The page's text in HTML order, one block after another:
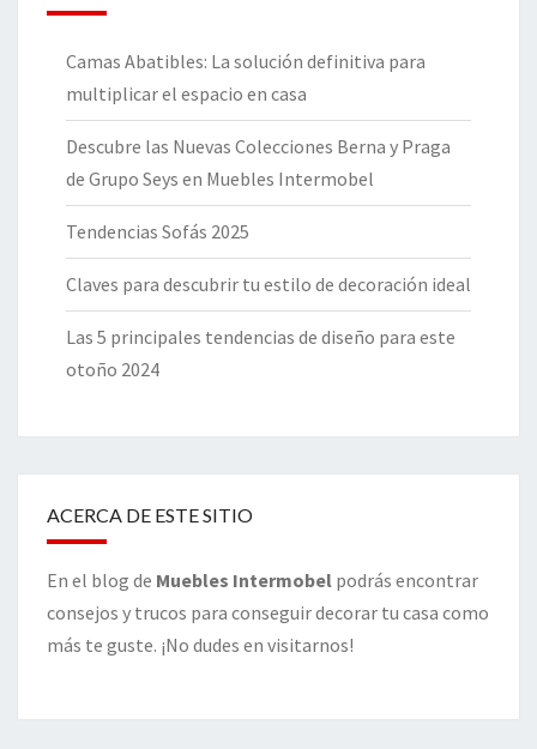
Camas Abatibles: La solución definitiva para
multiplicar el espacio en casa
Descubre las Nuevas Colecciones Berna y Praga
de Grupo Seys en Muebles Intermobel
Tendencias Sofás 2025
Claves para descubrir tu estilo de decoración ideal
Las 5 principales tendencias de diseño para este
otoño 2024
ACERCA DE ESTE SITIO
En el blog de Muebles Intermobel podrás encontrar
consejos y trucos para conseguir decorar tu casa como
más te guste. ¡No dudes en visitarnos!